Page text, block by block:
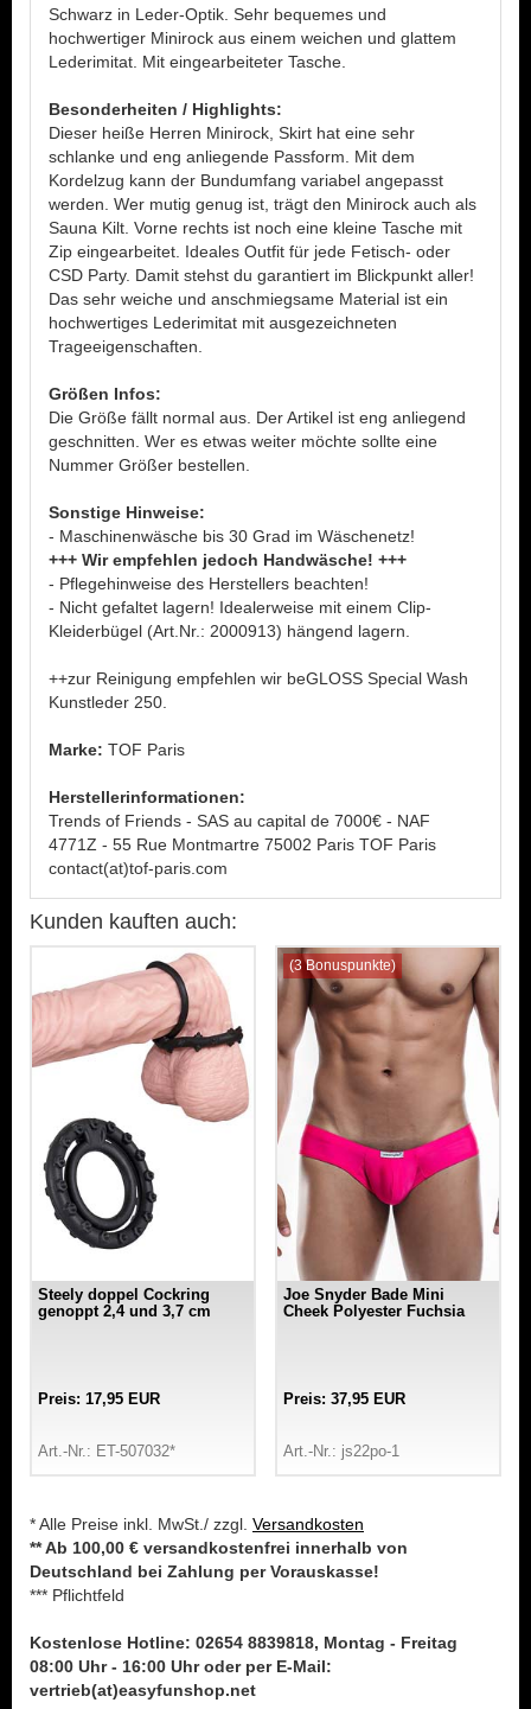
Schwarz in Leder-Optik. Sehr bequemes und
hochwertiger Minirock aus einem weichen und glattem
Lederimitat. Mit eingearbeiteter Tasche.
Besonderheiten / Highlights:
Dieser heiße Herren Minirock, Skirt hat eine sehr
schlanke und eng anliegende Passform. Mit dem
Kordelzug kann der Bundumfang variabel angepasst
werden. Wer mutig genug ist, trägt den Minirock auch als
Sauna Kilt. Vorne rechts ist noch eine kleine Tasche mit
Zip eingearbeitet. Ideales Outfit für jede Fetisch- oder
CSD Party. Damit stehst du garantiert im Blickpunkt aller!
Das sehr weiche und anschmiegsame Material ist ein
hochwertiges Lederimitat mit ausgezeichneten
Trageeigenschaften.
Größen Infos:
Die Größe fällt normal aus. Der Artikel ist eng anliegend
geschnitten. Wer es etwas weiter möchte sollte eine
Nummer Größer bestellen.
Sonstige Hinweise:
- Maschinenwäsche bis 30 Grad im Wäschenetz!
+++ Wir empfehlen jedoch Handwäsche! +++
- Pflegehinweise des Herstellers beachten!
- Nicht gefaltet lagern! Idealerweise mit einem Clip-
Kleiderbügel (Art.Nr.: 2000913) hängend lagern.
++zur Reinigung empfehlen wir beGLOSS Special Wash
Kunstleder 250.
Marke: TOF Paris
Herstellerinformationen:
Trends of Friends - SAS au capital de 7000€ - NAF
4771Z - 55 Rue Montmartre 75002 Paris TOF Paris
contact(at)tof-paris.com
Kunden kauften auch:
Steely doppel Cockring
genoppt 2,4 und 3,7 cm
Preis: 17,95 EUR
Art.-Nr.: ET-507032*
(3 Bonuspunkte)
Joe Snyder Bade Mini
Cheek Polyester Fuchsia
Preis: 37,95 EUR
Art.-Nr.: js22po-1
* Alle Preise inkl. MwSt./ zzgl. Versandkosten
** Ab 100,00 € versandkostenfrei innerhalb von
Deutschland bei Zahlung per Vorauskasse!
*** Pflichtfeld
Kostenlose Hotline: 02654 8839818, Montag - Freitag
08:00 Uhr - 16:00 Uhr oder per E-Mail:
vertrieb(at)easyfunshop.net